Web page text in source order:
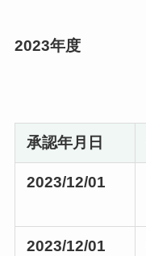
2023年度
承認年月日
2023/12/01
2023/12/01